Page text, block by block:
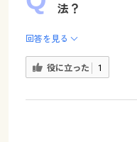
法？
回答を見る
役に立った 1